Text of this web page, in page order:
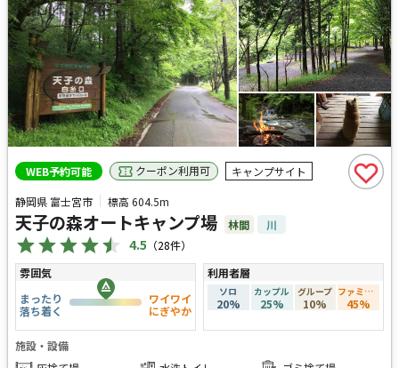
WEB予約可能 クーポン利用可
キャンプサイト
静岡県 富士宮市
標高604.5m
天子の森オートキャンプ場 林間 川
4.5 （28件）
雰囲気
まったり
落ち着く
ワイワイ
にぎやか
利用者層
ソロ
20%
カップル
25%
グループ
10%
ファミリー
45%
施設・設備